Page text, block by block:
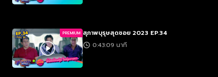
PREMIUM สุภาพบุรุษสุดซอย 2023 EP.34
0:43:09 นาที